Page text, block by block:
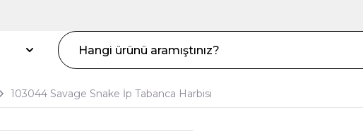
103044 Savage Snake İp Tabanca Harbisi